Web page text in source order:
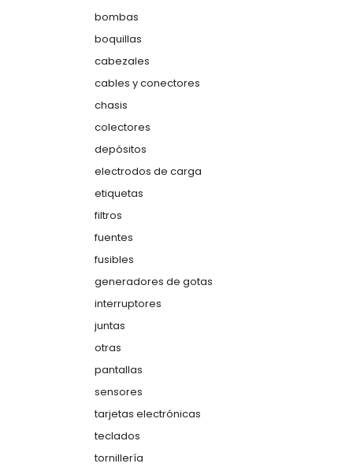
bombas
boquillas
cabezales
cables y conectores
chasis
colectores
depósitos
electrodos de carga
etiquetas
filtros
fuentes
fusibles
generadores de gotas
interruptores
juntas
otras
pantallas
sensores
tarjetas electrónicas
teclados
tornillería